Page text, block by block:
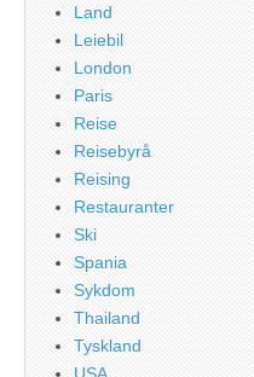
Land
Leiebil
London
Paris
Reise
Reisebyrå
Reising
Restauranter
Ski
Spania
Sykdom
Thailand
Tyskland
USA